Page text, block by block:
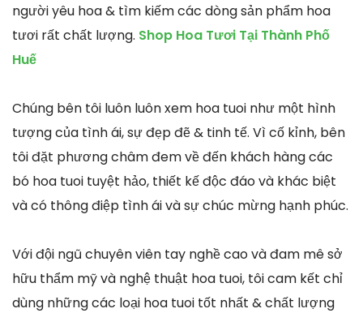
người yêu hoa & tìm kiếm các dòng sản phẩm hoa
tươi rất chất lượng. Shop Hoa Tươi Tại Thành Phố
Huế
Chúng bên tôi luôn luôn xem hoa tuoi như một hình
tượng của tình ái, sự đẹp đẽ & tinh tế. Vì cố kỉnh, bên
tôi đặt phương châm đem về đến khách hàng các
bó hoa tuoi tuyệt hảo, thiết kế độc đáo và khác biệt
và có thông điệp tình ái và sự chúc mừng hạnh phúc.
Với đội ngũ chuyên viên tay nghề cao và đam mê sở
hữu thẩm mỹ và nghệ thuật hoa tuoi, tôi cam kết chỉ
dùng những các loại hoa tuoi tốt nhất & chất lượng